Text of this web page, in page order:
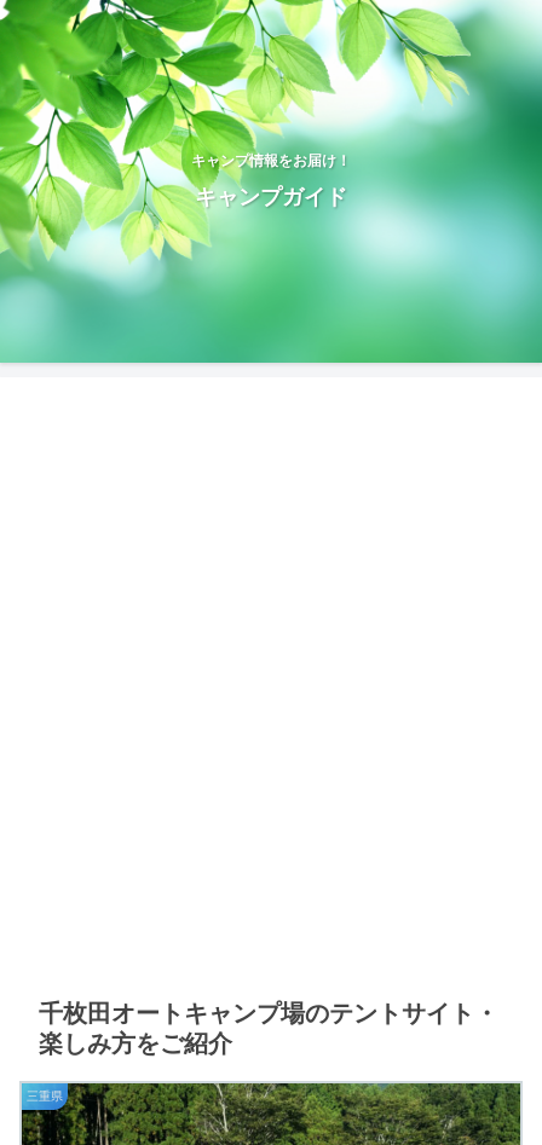
キャンプ情報をお届け！
キャンプガイド
千枚田オートキャンプ場のテントサイト・
楽しみ方をご紹介
三重県